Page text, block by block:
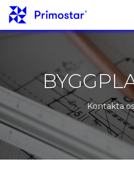
Hoppa till innehåll
Kontakta